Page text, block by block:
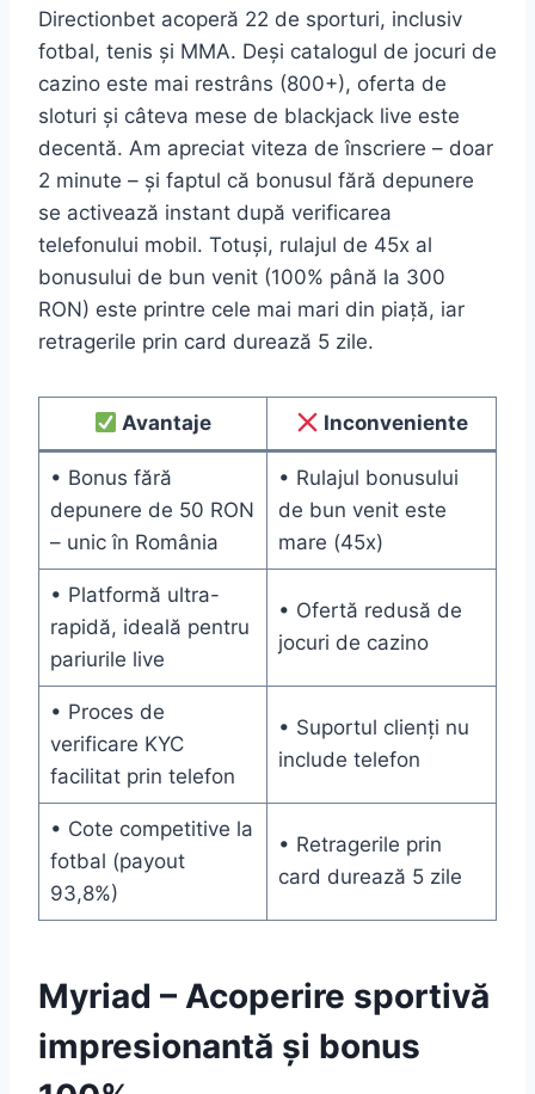
Directionbet acoperă 22 de sporturi, inclusiv
fotbal, tenis și MMA. Deși catalogul de jocuri de
cazino este mai restrâns (800+), oferta de
sloturi și câteva mese de blackjack live este
decentă. Am apreciat viteza de înscriere – doar
2 minute – și faptul că bonusul fără depunere
se activează instant după verificarea
telefonului mobil. Totuși, rulajul de 45x al
bonusului de bun venit (100% până la 300
RON) este printre cele mai mari din piață, iar
retragerile prin card durează 5 zile.
Avantaje Inconveniente
• Bonus fără
depunere de 50 RON
– unic în România
• Rulajul bonusului
de bun venit este
mare (45x)
• Platformă ultra-
rapidă, ideală pentru
pariurile live
• Ofertă redusă de
jocuri de cazino
• Proces de
verificare KYC
facilitat prin telefon
• Suportul clienți nu
include telefon
• Cote competitive la
fotbal (payout
93,8%)
• Retragerile prin
card durează 5 zile
Myriad – Acoperire sportivă
impresionantă și bonus